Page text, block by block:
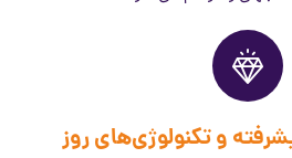
و تکنولوژی‌های روز